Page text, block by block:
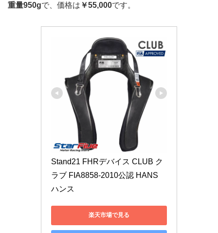
重量950gで、価格は ￥55,000です。
Stand21 FHRデバイス CLUB ク
ラブ FIA8858-2010公認 HANS
ハンス
楽天市場で見る